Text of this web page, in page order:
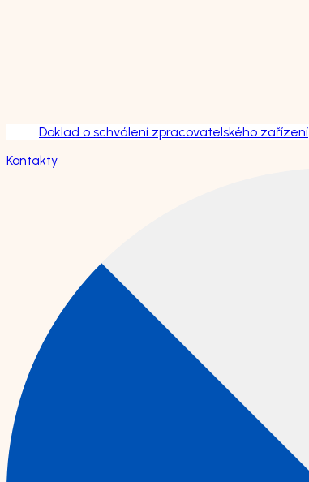
Doklad o schválení zpracovatelského zařízení
Kontakty